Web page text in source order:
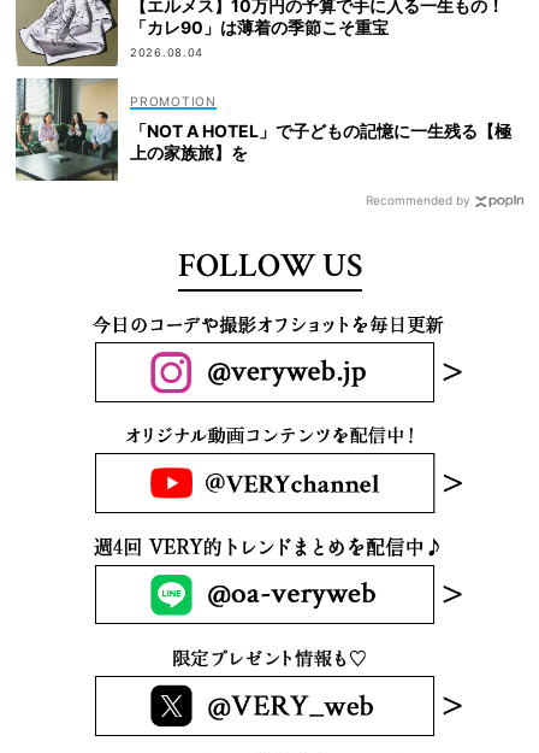
【エルメス】10万円の予算で手に入る一生もの！
「カレ90」は薄着の季節こそ重宝
2026.08.04
「NOT A HOTEL」で子どもの記憶に一生残る【極
上の家族旅】を
Recommended by
FOLLOW US